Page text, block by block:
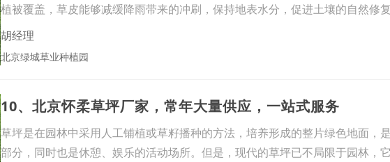
植被覆盖，草皮能够减缓降雨带来的冲刷，保持地表水分，促进土壤的自然修
环境
胡经理
北京绿城草业种植园
10、北京怀柔草坪厂家，常年大量供应，一站式服务
草坪是在园林中采用人工铺植或草籽播种的方法，培养形成的整片绿色地面，
部分，同时也是休憩、娱乐的活动场所。但是，现代的草坪已不局限于园林，